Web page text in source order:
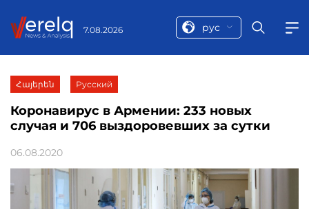
7.08.2026 рус
Հայերեն Русский
Коронавирус в Армении: 233 новых
случая и 706 выздоровевших за сутки
06.08.2020